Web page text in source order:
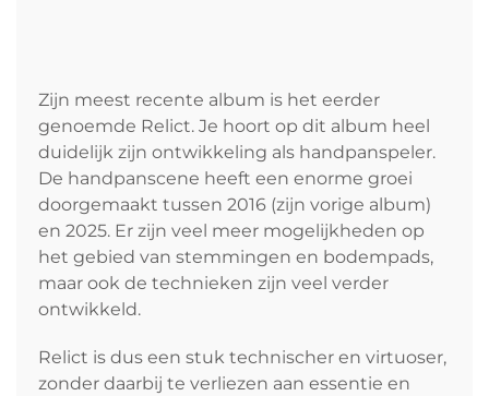
Zijn meest recente album is het eerder
genoemde Relict. Je hoort op dit album heel
duidelijk zijn ontwikkeling als handpanspeler.
De handpanscene heeft een enorme groei
doorgemaakt tussen 2016 (zijn vorige album)
en 2025. Er zijn veel meer mogelijkheden op
het gebied van stemmingen en bodempads,
maar ook de technieken zijn veel verder
ontwikkeld.
Relict is dus een stuk technischer en virtuoser,
zonder daarbij te verliezen aan essentie en